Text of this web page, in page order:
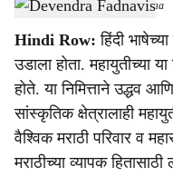
a
r
e
Devendra Fadnavis -Sarkarnama
Hindi Row: हिंदी
उडाला होता. महायुतीच्या
होते. या निमित्ताने उद्धव
सांस्कृतिक क्षेत्रालाही
वैश्विक मराठी परिवार व
मराठीच्या व्यापक